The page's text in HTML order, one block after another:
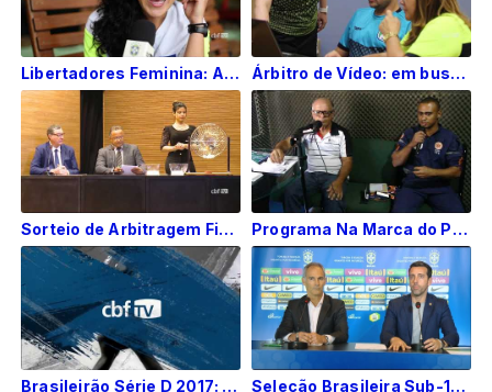
Libertadores Feminina: Ana Paula Oliveira revela expectativa com trio de arbitragem Árbitro de Vídeo: em busca da concentração ideal
Sorteio de Arbitragem Final da Copa do Brasil 25/09/2017 Programa Na Marca do Pênalti entrevistou Igor do SAMU
Brasileirão Série D 2017: Luizinho Lopes comenta momento especial do Globo-RN e decisão Seleção Brasileira Sub-17 convocada para o Mundial da Índia 2017